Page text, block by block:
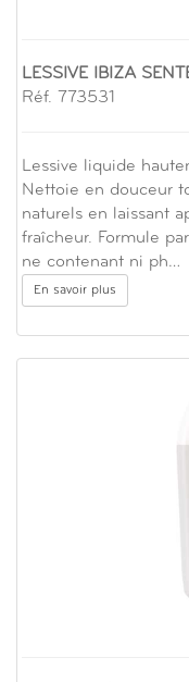
LESSIVE IBIZA
Réf. 773531
Lessive liquide
Nettoie en douceur
naturels en laissant
fraîcheur. Formule
ne contenant ni ph…
En savoir plus